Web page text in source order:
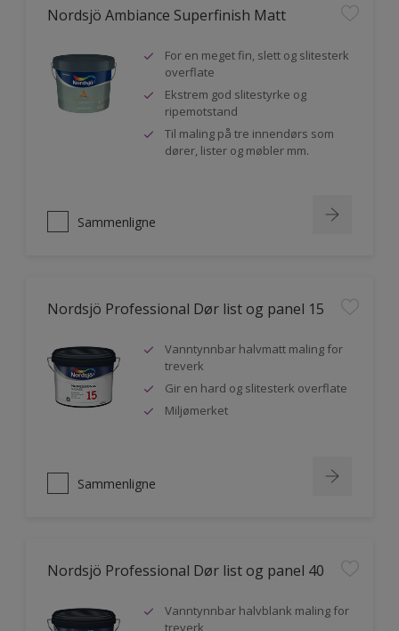
Nordsjö Ambiance Superfinish Matt
For en meget fin, slett og slitesterk
overflate
Ekstrem god slitestyrke og
ripemotstand
Til maling på tre innendørs som
dører, lister og møbler mm.
Sammenligne
Nordsjö Professional Dør list og panel 15
Vanntynnbar halvmatt maling for
treverk
Gir en hard og slitesterk overflate
Miljømerket
Sammenligne
Nordsjö Professional Dør list og panel 40
Vanntynnbar halvblank maling for
treverk